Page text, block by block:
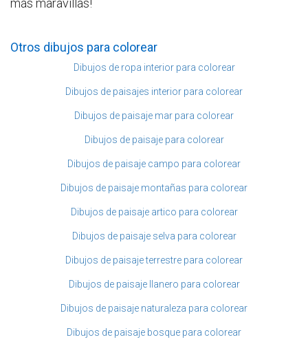
Otros dibujos para colorear
Dibujos de ropa interior para colorear
Dibujos de paisajes interior para colorear
Dibujos de paisaje mar para colorear
Dibujos de paisaje para colorear
Dibujos de paisaje campo para colorear
Dibujos de paisaje montañas para colorear
Dibujos de paisaje artico para colorear
Dibujos de paisaje selva para colorear
Dibujos de paisaje terrestre para colorear
Dibujos de paisaje llanero para colorear
Dibujos de paisaje naturaleza para colorear
Dibujos de paisaje bosque para colorear